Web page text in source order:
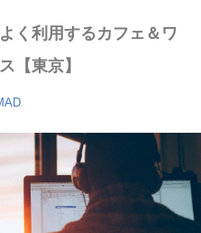
く利用するカフェ＆ワ
【東京】